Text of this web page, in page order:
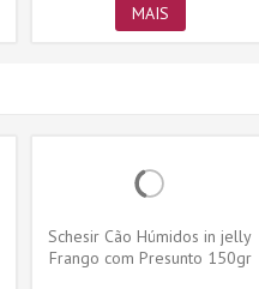
MAIS
Schesir Cão Húmidos in jelly
Frango com Presunto 150gr